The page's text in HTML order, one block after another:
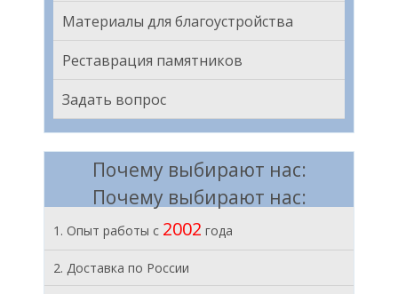
Материалы для благоустройства
Реставрация памятников
Задать вопрос
Почему выбирают нас:
Почему выбирают нас:
1. Опыт работы с 2002 года
2. Доставка по России